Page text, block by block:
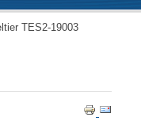
TES2-19003